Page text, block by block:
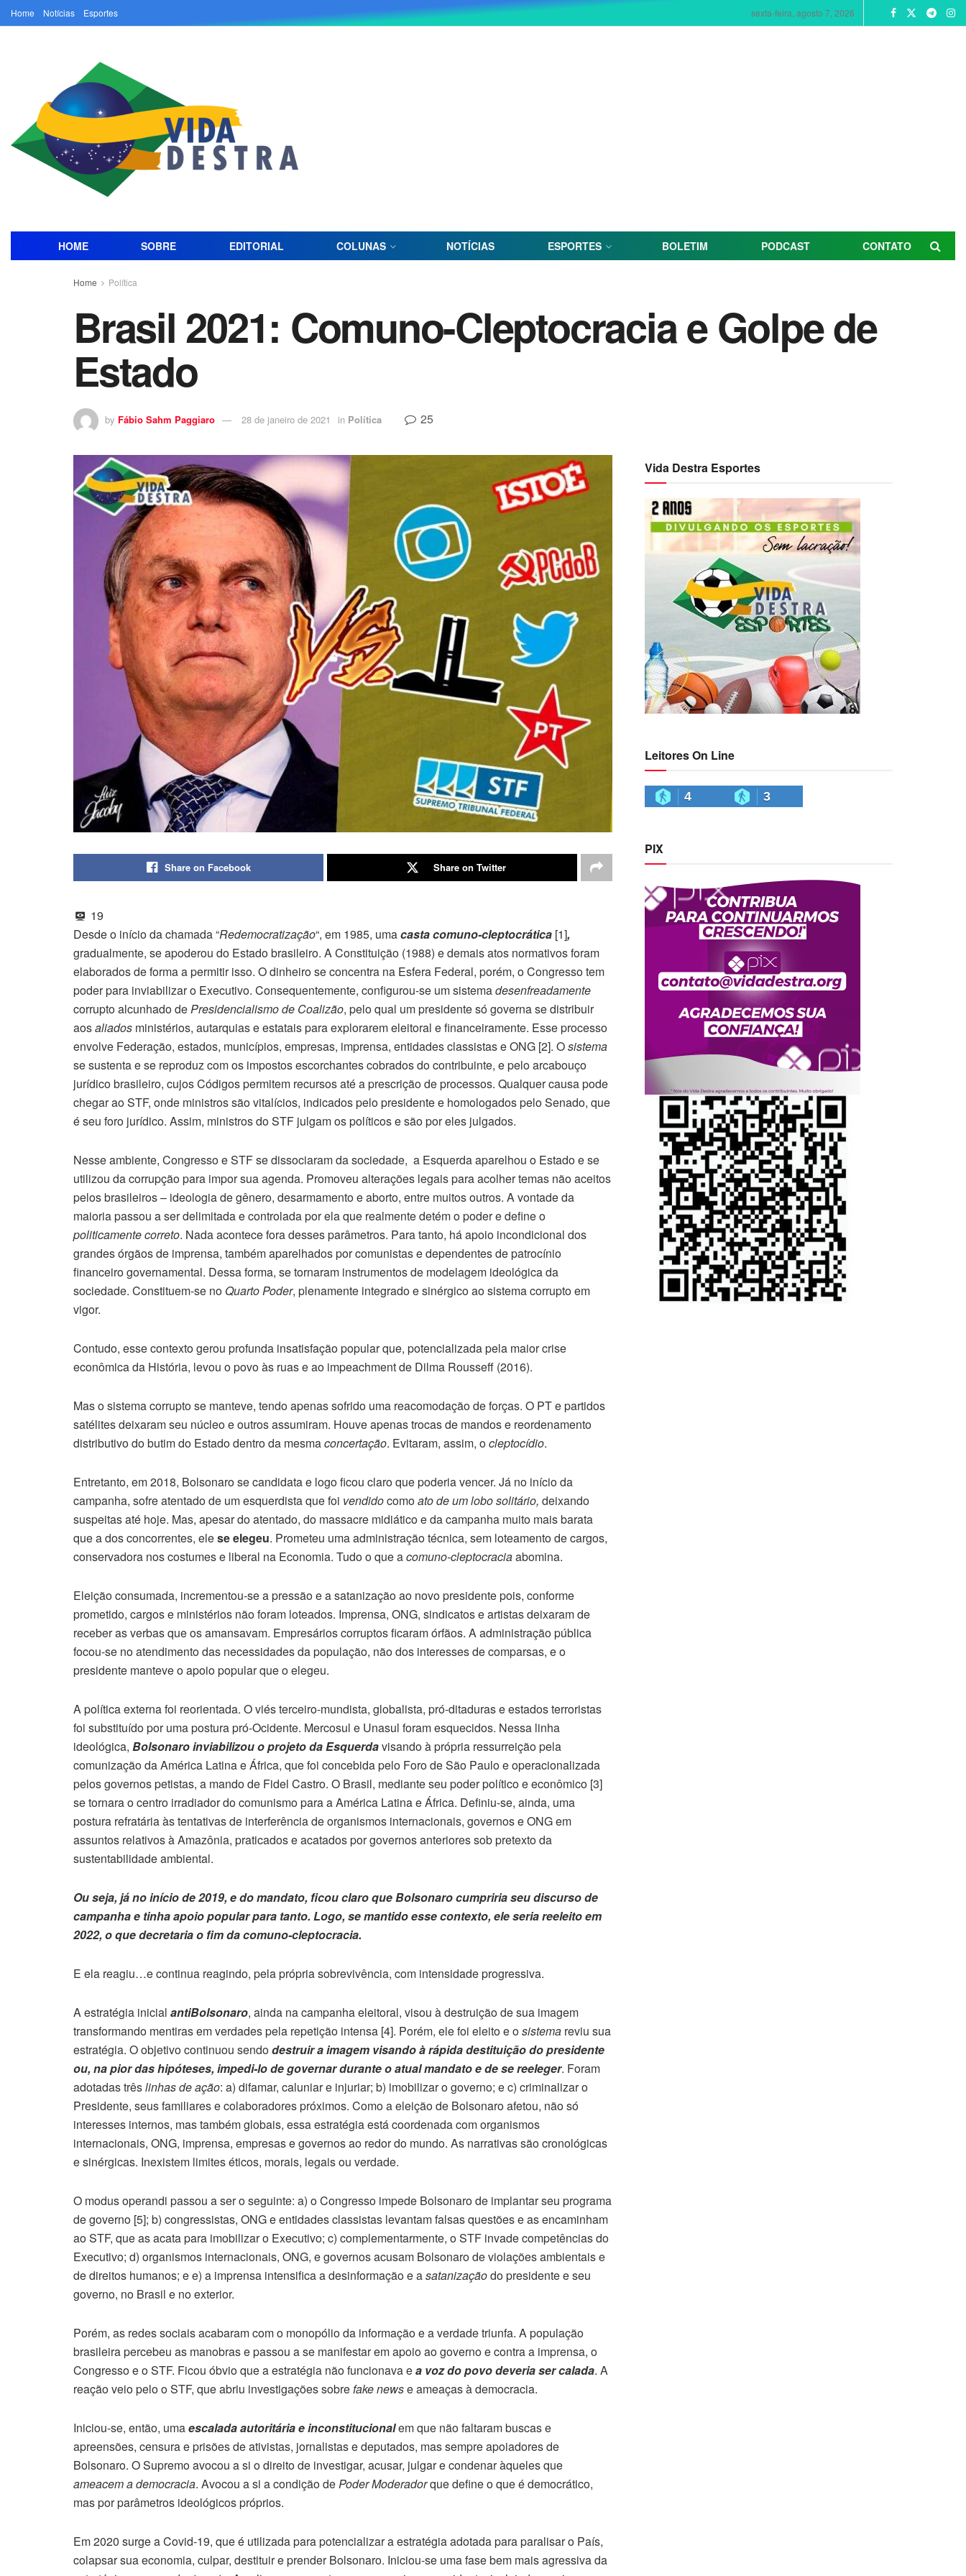
Home Notícias Esportes sexta-feira, agosto 7, 2026
HOME SOBRE EDITORIAL COLUNAS NOTÍCIAS ESPORTES BOLETIM PODCAST CONTATO
Home Política
Brasil 2021: Comuno-Cleptocracia e Golpe de
Estado
by Fábio Sahm Paggiaro 28 de janeiro de 2021 in Política 25
Share on Facebook Share on Twitter
19
Desde o início da chamada “Redemocratização“, em 1985, umacasta comuno-cleptocrática [1],
gradualmente, se apoderou do Estado brasileiro. A Constituição (1988) e demais atos normativos foram
elaborados de forma a permitir isso. O dinheiro se concentra na Esfera Federal, porém, o Congresso tem
poder para inviabilizar o Executivo. Consequentemente, configurou-se um sistemadesenfreadamente
corrupto alcunhado dePresidencialismo de Coalizão, pelo qual um presidente só governa se distribuir
aosaliados ministérios, autarquias e estatais para explorarem eleitoral e financeiramente. Esse processo
envolve Federação, estados, municípios, empresas, imprensa, entidades classistas e ONG [2]. Osistema
se sustenta e se reproduz com os impostos escorchantes cobrados do contribuinte, e pelo arcabouço
jurídico brasileiro, cujos Códigos permitem recursos até a prescrição de processos. Qualquer causa pode
chegar ao STF, onde ministros são vitalícios, indicados pelo presidente e homologados pelo Senado, que
é seu foro jurídico. Assim, ministros do STF julgam os políticos e são por eles julgados.
Nesse ambiente, Congresso e STF se dissociaram da sociedade, a Esquerda aparelhou o Estado e se
utilizou da corrupção para impor sua agenda. Promoveu alterações legais para acolher temas não aceitos
pelos brasileiros – ideologia de gênero, desarmamento e aborto, entre muitos outros. A vontade da
maioria passou a ser delimitada e controlada por ela que realmente detém o poder e define o
politicamente correto. Nada acontece fora desses parâmetros. Para tanto, há apoio incondicional dos
grandes órgãos de imprensa, também aparelhados por comunistas e dependentes de patrocínio
financeiro governamental. Dessa forma, se tornaram instrumentos de modelagem ideológica da
sociedade. Constituem-se no Quarto Poder, plenamente integrado e sinérgico ao sistema corrupto em
vigor.
Contudo, esse contexto gerou profunda insatisfação popular que, potencializada pela maior crise
econômica da História, levou o povo às ruas e ao impeachment de Dilma Rousseff (2016).
Mas o sistema corrupto se manteve, tendo apenas sofrido uma reacomodação de forças. O PT e partidos
satélites deixaram seu núcleo e outros assumiram. Houve apenas trocas de mandos e reordenamento
distributivo do butim do Estado dentro da mesmaconcertação. Evitaram, assim, ocleptocídio.
Entretanto, em 2018, Bolsonaro se candidata e logo ficou claro que poderia vencer. Já no início da
campanha, sofre atentado de um esquerdista que foi vendidocomoato de umlobo solitário, deixando
suspeitas até hoje. Mas, apesar do atentado, do massacre midiático e da campanha muito mais barata
que a dos concorrentes, elese elegeu. Prometeu uma administração técnica, sem loteamento de cargos,
conservadora nos costumes e liberal na Economia. Tudo o que acomuno-cleptocraciaabomina.
Eleição consumada, incrementou-se a pressão e a satanização ao novo presidente pois, conforme
prometido, cargos e ministérios não foram loteados. Imprensa, ONG, sindicatos e artistas deixaram de
receber as verbas que os amansavam. Empresários corruptos ficaram órfãos. A administração pública
focou-se no atendimento das necessidades da população, não dos interesses de comparsas, e o
presidente manteve o apoio popular que o elegeu.
A política externa foi reorientada. O viés terceiro-mundista, globalista, pró-ditaduras e estados terroristas
foi substituído por uma postura pró-Ocidente. Mercosul e Unasul foram esquecidos. Nessa linha
ideológica, Bolsonaro inviabilizou o projeto da Esquerdavisando à própria ressurreição pela
comunização da América Latina e África, que foi concebida pelo Foro de São Paulo e operacionalizada
pelos governos petistas, a mando de Fidel Castro. O Brasil, mediante seu poder político e econômico [3]
se tornara o centro irradiador do comunismo para a América Latina e África. Definiu-se, ainda, uma
postura refratária às tentativas de interferência de organismos internacionais, governos e ONG em
assuntos relativos à Amazônia, praticados e acatados por governos anteriores sob pretexto da
sustentabilidade ambiental.
Ou seja, já no início de 2019, e do mandato, ficou claro que Bolsonaro cumpriria seu discurso de
campanha e tinha apoio popular para tanto. Logo, se mantido esse contexto, ele seria reeleito em
2022, o que decretaria o fim da comuno-cleptocracia.
E ela reagiu…e continua reagindo, pela própria sobrevivência, com intensidade progressiva.
A estratégia inicial antiBolsonaro, ainda na campanha eleitoral, visou à destruição de sua imagem
transformando mentiras em verdades pela repetição intensa [4]. Porém, ele foi eleito e osistema reviu sua
estratégia. O objetivo continuou sendodestruir a imagem visando à rápida destituição do presidente
ou, na pior das hipóteses, impedi-lo de governar durante o atual mandato e de se reeleger. Foram
adotadas trêslinhas de ação: a) difamar, caluniar e injuriar; b) imobilizar o governo; e c) criminalizar o
Presidente, seus familiares e colaboradores próximos. Como a eleição de Bolsonaro afetou, não só
interesses internos, mas também globais, essa estratégia está coordenada com organismos
internacionais, ONG, imprensa, empresas e governos ao redor do mundo. As narrativas são cronológicas
e sinérgicas. Inexistem limites éticos, morais, legais ou verdade.
O modus operandi passou a ser o seguinte: a) o Congresso impede Bolsonaro de implantar seu programa
de governo [5]; b) congressistas, ONG e entidades classistas levantam falsas questões e as encaminham
ao STF, que as acata para imobilizar o Executivo; c) complementarmente, o STF invade competências do
Executivo; d) organismos internacionais, ONG, e governos acusam Bolsonaro de violações ambientais e
de direitos humanos; e e) a imprensa intensifica a desinformação e asatanizaçãodo presidente e seu
governo, no Brasil e no exterior.
Porém, as redes sociais acabaram com o monopólio da informação e a verdade triunfa. A população
brasileira percebeu as manobras e passou a se manifestar em apoio ao governo e contra a imprensa, o
Congresso e o STF. Ficou óbvio que a estratégia não funcionava ea voz do povo deveria ser calada. A
reação veio pelo o STF, que abriu investigações sobrefake newse ameaças à democracia.
Iniciou-se, então, umaescalada autoritária e inconstitucionalem que não faltaram buscas e
apreensões, censura e prisões de ativistas, jornalistas e deputados, mas sempre apoiadores de
Bolsonaro. O Supremo avocou a si o direito de investigar, acusar, julgar e condenar àqueles que
ameacem a democracia. Avocou a si a condição dePoder Moderadorque define o que é democrático,
mas por parâmetros ideológicos próprios.
Em 2020 surge a Covid-19, que é utilizada para potencializar a estratégia adotada para paralisar o País,
colapsar sua economia, culpar, destituir e prender Bolsonaro. Iniciou-se uma fase bem mais agressiva da
Vida Destra Esportes
Leitores On Line
4 3
PIX